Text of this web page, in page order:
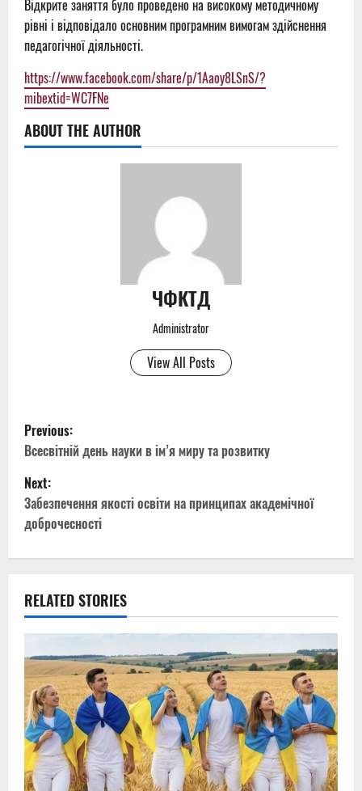
Відкрите заняття було проведено на високому методичному
рівні і відповідало основним програмним вимогам здійснення
педагогічної діяльності.
https://www.facebook.com/share/p/1Aaoy8LSnS/?
mibextid=WC7FNe
ABOUT THE AUTHOR
ЧФКТД
Administrator
View All Posts
P
o
s
t
n
a
v
i
g
a
t
Previous:
Всесвітній день науки в ім’я миру та розвитку
Next:
Забезпечення якості освіти на принципах академічної
доброчесності
RELATED STORIES